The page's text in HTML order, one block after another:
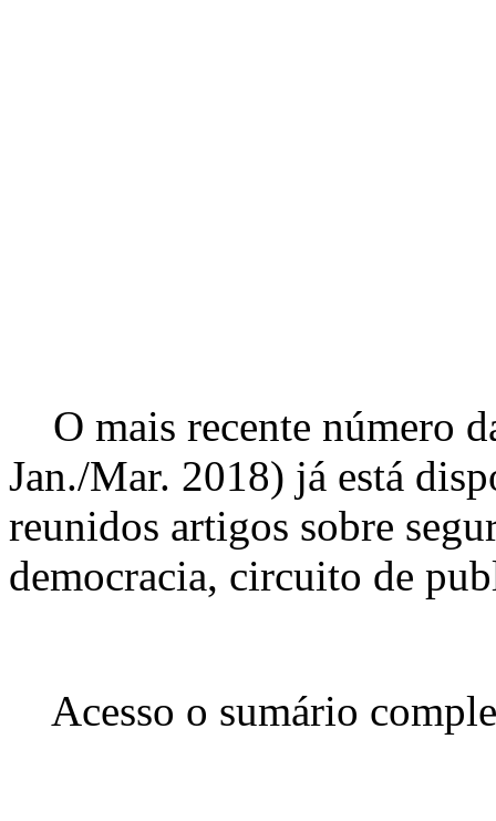
O mais recente número
Jan./Mar. 2018) já está
reunidos artigos sobre
democracia, circuito de
Acesso o sumário